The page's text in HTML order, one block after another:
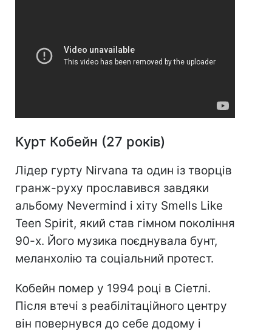
Курт Кобейн (27 років)
Лідер гурту Nirvana та один із творців
гранж-руху прославився завдяки
альбому Nevermind і хіту Smells Like
Teen Spirit, який став гімном покоління
90-х. Його музика поєднувала бунт,
меланхолію та соціальний протест.
Кобейн помер у 1994 році в Сіетлі.
Після втечі з реабілітаційного центру
він повернувся до себе додому і